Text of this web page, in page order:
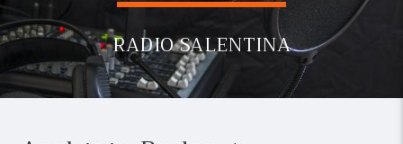
RADIO SALENTINA